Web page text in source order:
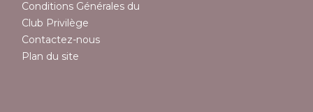
Conditions Générales du
Club Privilège
Contactez-nous
Plan du site